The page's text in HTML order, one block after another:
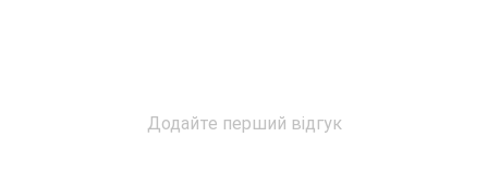
Додайте перший відгук